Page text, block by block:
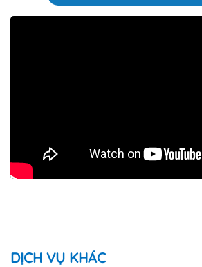
DỊCH VỤ KHÁC